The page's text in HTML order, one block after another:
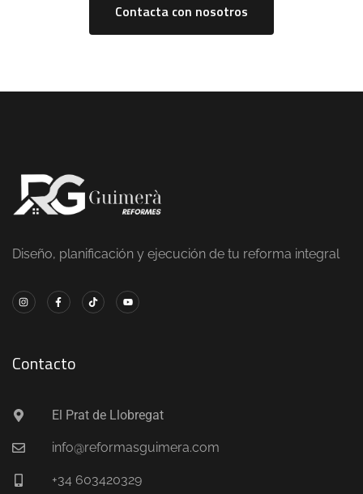
Contacta con nosotros
Diseño, planificación y ejecución de tu reforma integral
Contacto
El Prat de Llobregat
info@reformasguimera.com
+34 603420329